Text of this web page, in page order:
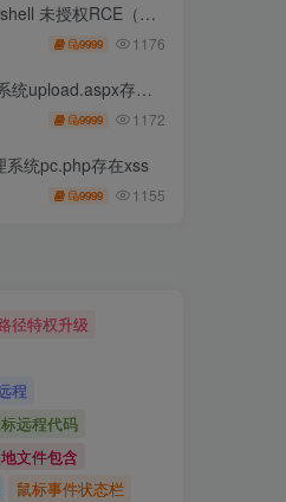
2026-63030 CVE-2026-60137）
9999 1176
存在任意文件上传
9999 1172
系统pc.php存在xss
9999 1155
径特权升级
程
远程代码
文件包含
鼠标事件状态栏